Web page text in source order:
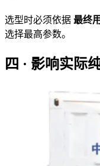
选型时必须依据 最终
选择最高参数。
四 · 影响实际